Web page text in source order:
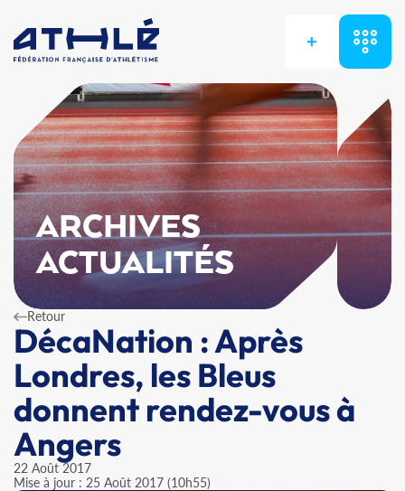
+
ARCHIVES
ACTUALITÉS
Retour
DécaNation : Après
Londres, les Bleus
donnent rendez-vous à
Angers
22 Août 2017
Mise à jour : 25 Août 2017 (10h55)